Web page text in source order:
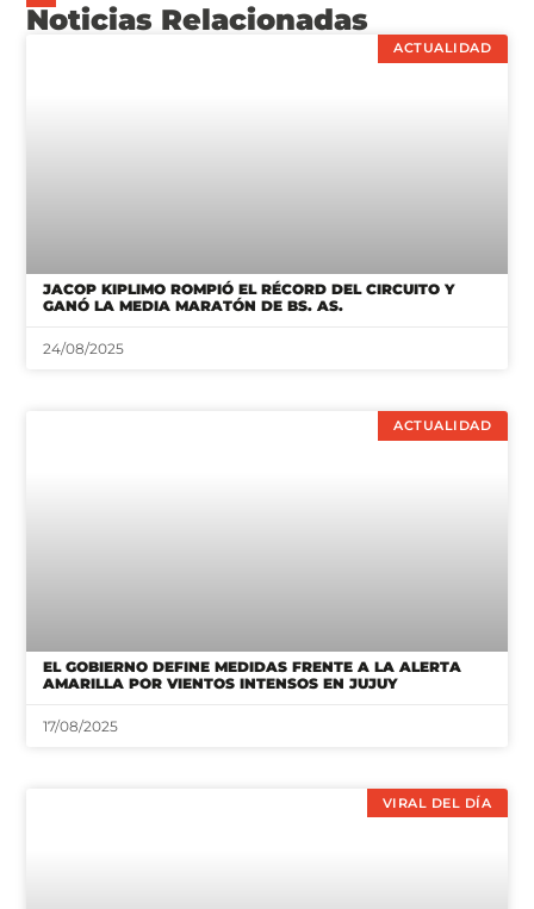
Noticias Relacionadas
ACTUALIDAD
JACOP KIPLIMO ROMPIÓ EL RÉCORD DEL CIRCUITO Y
GANÓ LA MEDIA MARATÓN DE BS. AS.
24/08/2025
ACTUALIDAD
EL GOBIERNO DEFINE MEDIDAS FRENTE A LA ALERTA
AMARILLA POR VIENTOS INTENSOS EN JUJUY
17/08/2025
VIRAL DEL DÍA